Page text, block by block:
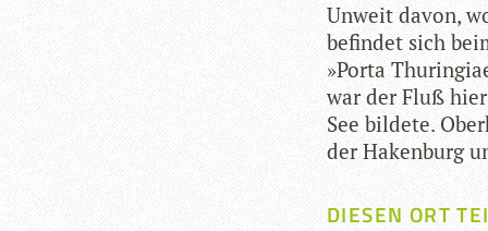
Unweit davon,
befin­det sich
»Porta
war der Fluß
See bil­dete.
der Haken­burg
DIESEN ORT